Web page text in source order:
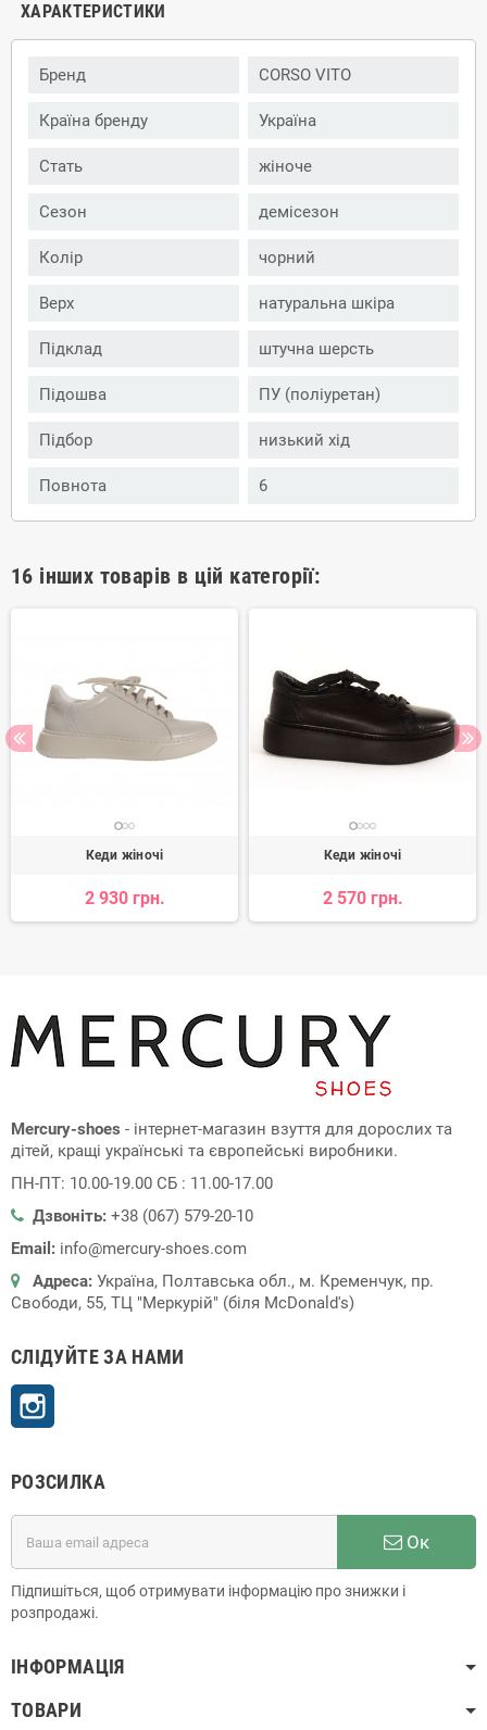
ХАРАКТЕРИСТИКИ
Бренд CORSO VITO
Країна бренду Україна
Стать жіноче
Сезон демісезон
Колір чорний
Верх натуральна шкіра
Підклад штучна шерсть
Підошва ПУ (поліуретан)
Підбор низький хід
Повнота 6
16 інших товарів в цій категорії:
Кеди жіночі
2 930 грн.
Кеди жіночі
2 570 грн.
Mercury-shoes - інтернет-магазин взуття для дорослих та
дітей, кращі українські та європейські виробники.
ПН-ПТ: 10.00-19.00 СБ : 11.00-17.00
Дзвоніть: +38 (067) 579-20-10
Email: info@mercury-shoes.com
Адреса: Україна, Полтавська обл., м. Кременчук, пр.
Свободи, 55, ТЦ "Меркурій" (біля McDonald's)
СЛІДУЙТЕ ЗА НАМИ
РОЗСИЛКА
Ок
Підпишіться, щоб отримувати інформацію про знижки і
розпродажі.
ІНФОРМАЦІЯ
ТОВАРИ